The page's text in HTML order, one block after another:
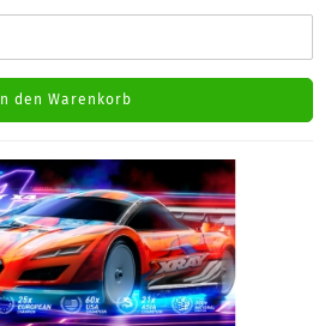
In den Warenkorb